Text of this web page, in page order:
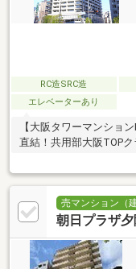
RC造SRC造
エレベーターあり
【大阪タワーマンショ
直結！共用部大阪TOP
売マンション（
朝日プラザ夕